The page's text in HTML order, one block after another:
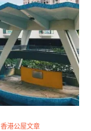
香港公屋文章